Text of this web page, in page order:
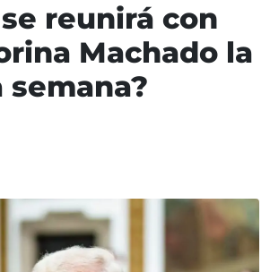
reunirá con
Machado la